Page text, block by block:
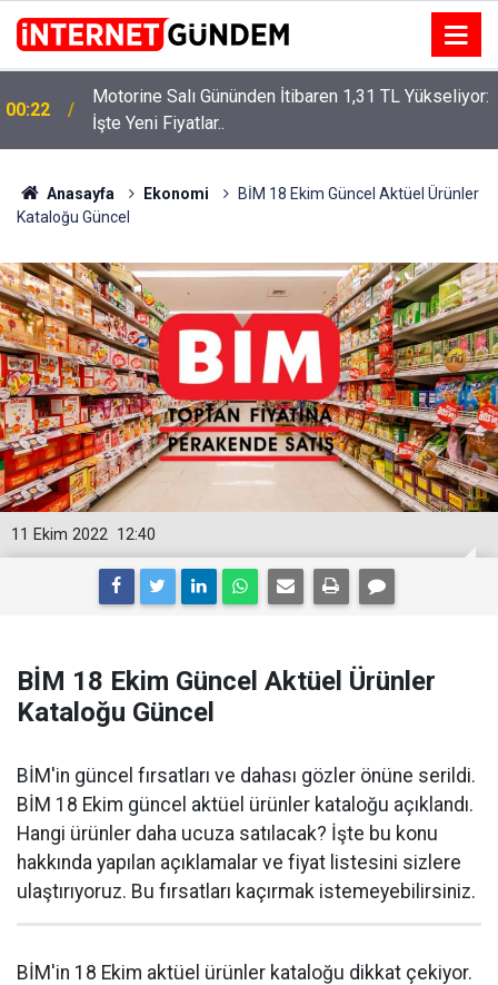
00:22
Motorine Salı Gününden İtibaren 1,31 TL Yükseliyor:
İşte Yeni Fiyatlar..
Anasayfa Ekonomi
BİM 18 Ekim Güncel Aktüel Ürünler
Kataloğu Güncel
12:40
11 Ekim 2022
BİM 18 Ekim Güncel Aktüel Ürünler
Kataloğu Güncel
BİM'in güncel fırsatları ve dahası gözler önüne serildi.
BİM 18 Ekim güncel aktüel ürünler kataloğu açıklandı.
Hangi ürünler daha ucuza satılacak? İşte bu konu
hakkında yapılan açıklamalar ve fiyat listesini sizlere
ulaştırıyoruz. Bu fırsatları kaçırmak istemeyebilirsiniz.
BİM'in 18 Ekim aktüel ürünler kataloğu dikkat çekiyor.